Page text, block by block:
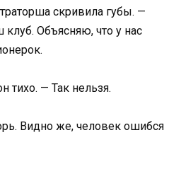
скривила губы. —
Объясняю, что у нас
тихо. — Так нельзя.
Видно же, человек ошибся